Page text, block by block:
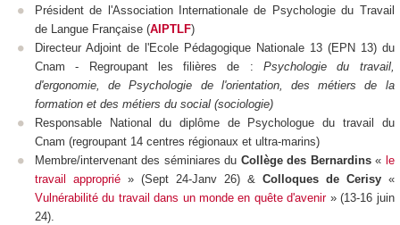
Président de l'Association Internationale de Psychologie du Travail
de Langue Française (AIPTLF)
Directeur Adjoint de l'Ecole Pédagogique Nationale 13 (EPN 13) du
Cnam - Regroupant les filières de : Psychologie du travail,
d'ergonomie, de Psychologie de l'orientation, des métiers de la
formation et des métiers du social (sociologie)
Responsable National du diplôme de Psychologue du travail du
Cnam (regroupant 14 centres régionaux et ultra-marins)
Membre/intervenant des séminiares du Collège des Bernardins« le
travail approprié » (Sept 24-Janv 26) & Colloques de Cerisy «
Vulnérabilité du travail dans un monde en quête d'avenir»(13-16 juin
24).